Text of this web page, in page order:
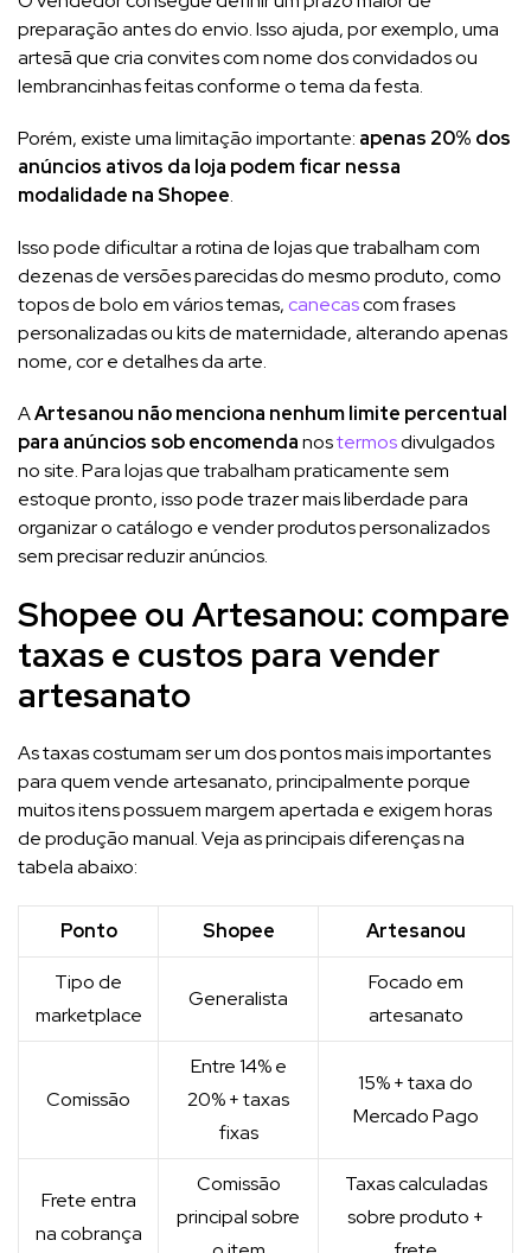
preparação antes do envio. Isso ajuda, por exemplo, uma
artesã que cria convites com nome dos convidados ou
lembrancinhas feitas conforme o tema da festa.
Porém, existe uma limitação importante: apenas 20% dos
anúncios ativos da loja podem ficar nessa
modalidade na Shopee.
Isso pode dificultar a rotina de lojas que trabalham com
dezenas de versões parecidas do mesmo produto, como
topos de bolo em vários temas, canecascom frases
personalizadas ou kits de maternidade, alterando apenas
nome, cor e detalhes da arte.
AArtesanou não menciona nenhum limite percentual
para anúncios sob encomendanostermosdivulgados
no site. Para lojas que trabalham praticamente sem
estoque pronto, isso pode trazer mais liberdade para
organizar o catálogo e vender produtos personalizados
sem precisar reduzir anúncios.
Shopee ou Artesanou: compare
taxas e custos para vender
artesanato
As taxas costumam ser um dos pontos mais importantes
para quem vende artesanato, principalmente porque
muitos itens possuem margem apertada e exigem horas
de produção manual. Veja as principais diferenças na
tabela abaixo:
Ponto Shopee Artesanou
Tipo de
marketplace
Generalista
Focado em
artesanato
Comissão
Entre 14% e
20% + taxas
fixas
15% + taxa do
Mercado Pago
Frete entra
na cobrança
Comissão
principal sobre
Taxas calculadas
sobre produto +